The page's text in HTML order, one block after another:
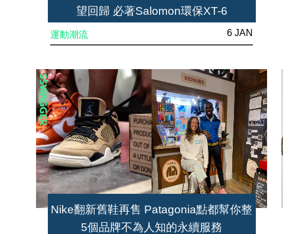
望回歸 必著Salomon環保XT-6
運動潮流 6 JAN
Nike翻新舊鞋再售 Patagonia點都幫你整
5個品牌不為人知的永續服務